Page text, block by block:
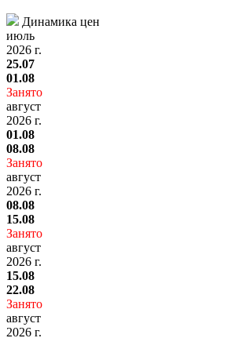
Динамика цен
июль
2026 г.
25.07
01.08
Занято
август
2026 г.
01.08
08.08
Занято
август
2026 г.
08.08
15.08
Занято
август
2026 г.
15.08
22.08
Занято
август
2026 г.